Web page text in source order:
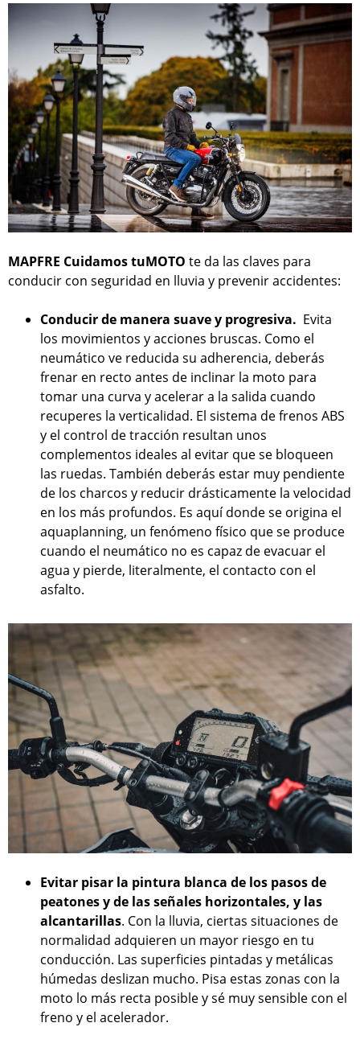
MAPFRE Cuidamos tuMOTO te da las claves para
conducir con seguridad en lluvia y prevenir accidentes:
Conducir de manera suave y progresiva. Evita
los movimientos y acciones bruscas. Como el
neumático ve reducida su adherencia, deberás
frenar en recto antes de inclinar la moto para
tomar una curva y acelerar a la salida cuando
recuperes la verticalidad. El sistema de frenos ABS
y el control de tracción resultan unos
complementos ideales al evitar que se bloqueen
las ruedas. También deberás estar muy pendiente
de los charcos y reducir drásticamente la velocidad
en los más profundos. Es aquí donde se origina el
aquaplanning, un fenómeno físico que se produce
cuando el neumático no es capaz de evacuar el
agua y pierde, literalmente, el contacto con el
asfalto.
Evitar pisar la pintura blanca de los pasos de
peatones y de las señales horizontales, y las
alcantarillas. Con la lluvia, ciertas situaciones de
normalidad adquieren un mayor riesgo en tu
conducción. Las superficies pintadas y metálicas
húmedas deslizan mucho. Pisa estas zonas con la
moto lo más recta posible y sé muy sensible con el
freno y el acelerador.